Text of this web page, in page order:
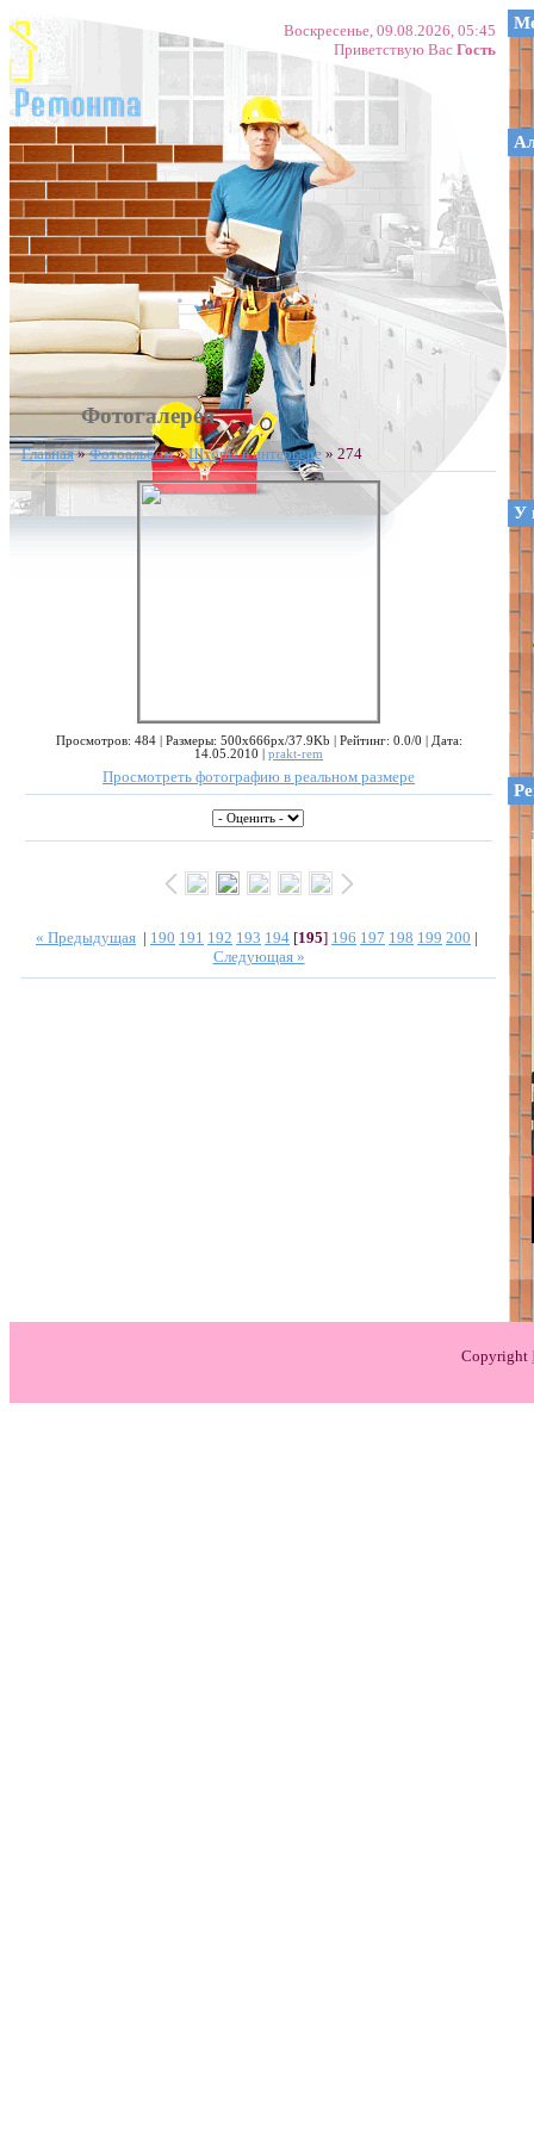
Воскресенье, 09.08.2026, 05:45
Приветствую Вас Гость
Фотогалерея
Главная»Фотоальбом»Шторы в интерьере » 274
Просмотров: 484 | Размеры: 500x666px/37.9Kb | Рейтинг: 0.0/0 | Дата:
14.05.2010 | prakt-rem
Просмотреть фотографию в реальном размере
« Предыдущая | 190 191 192 193 194 [195] 196 197 198 199 200 |
Следующая »
У
Copyright